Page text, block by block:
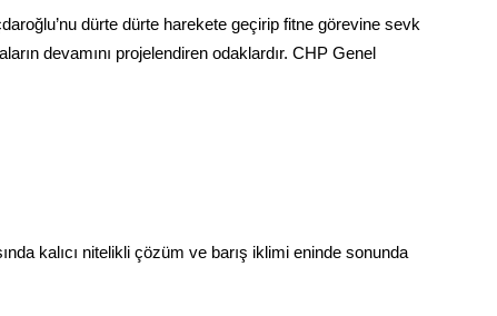
dürte dürte harekete geçirip fitne görevine sevk
devamını projelendiren odaklardır. CHP Genel
kalıcı nitelikli çözüm ve barış iklimi eninde sonunda